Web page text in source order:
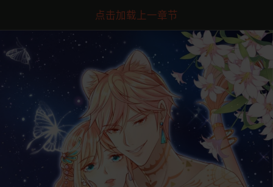
点击加载上一章节